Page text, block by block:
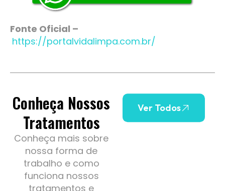
Fonte Oficial –
https://portalvidalimpa.com.br/
Conheça Nossos
Tratamentos
Conheça mais sobre
nossa forma de
trabalho e como
funciona nossos
tratamentos e
Ver Todos